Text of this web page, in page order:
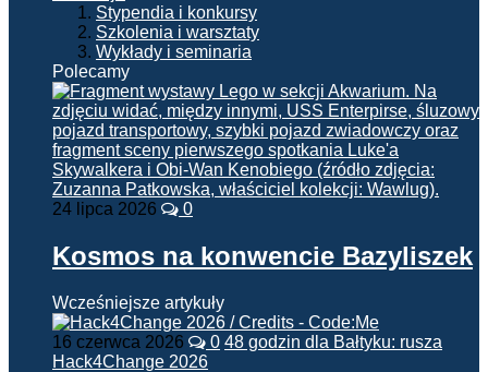
Stypendia i konkursy
Szkolenia i warsztaty
Wykłady i seminaria
Polecamy
24 lipca 2026 0
Kosmos na konwencie Bazyliszek
Wcześniejsze artykuły
16 czerwca 2026 0 48 godzin dla Bałtyku: rusza
Hack4Change 2026